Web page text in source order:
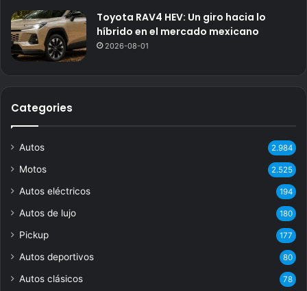
Toyota RAV4 HEV: Un giro hacia lo
híbrido en el mercado mexicano
2026-08-01
Categories
Autos 2.984
Motos 2.525
Autos eléctricos 194
Autos de lujo 180
Pickup 177
Autos deportivos 80
Autos clásicos 78